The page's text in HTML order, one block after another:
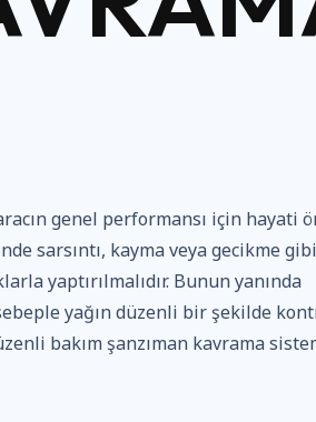
genel performansı için hayati
sarsıntı, kayma veya gecikme gibi
yaptırılmalıdır. Bunun yanında
yağın düzenli bir şekilde
bakım şanzıman kavrama